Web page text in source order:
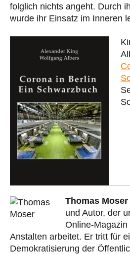
folglich nichts angeht. Durch
wurde ihr Einsatz im Inneren
Thomas Moser
und Autor, der
Online-
Anstalten arbeitet. Er tritt für
Demokratisierung der